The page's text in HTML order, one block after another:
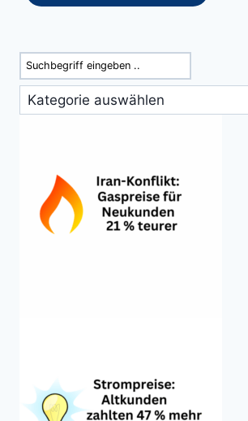
Suchen
Kategorien